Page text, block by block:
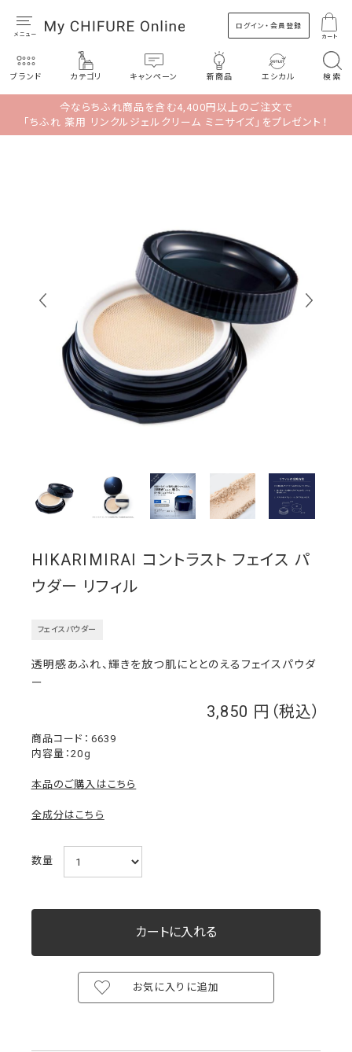
ログイン・会員登録
カート
ブランド カテゴリ キャンペーン 新商品 エシカル 検索
今ならちふれ商品を含む4,400円以上のご注文で
「ちふれ 薬用 リンクルジェルクリーム ミニサイズ」をプレゼント！
HIKARIMIRAI コントラスト フェイス パ
ウダー リフィル
フェイスパウダー
3,850
6639
透明感あふれ、輝きを放つ肌にととのえるフェイスパウダ
ー
内容量：20g
本品のご購入はこちら
全成分はこちら
数量
お気に入りに追加